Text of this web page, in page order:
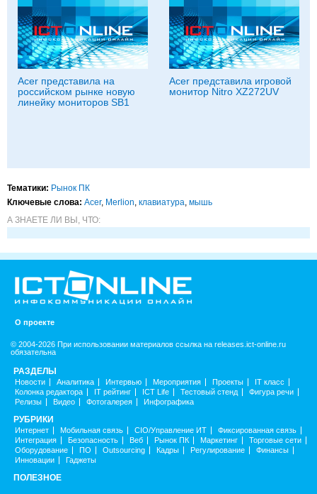
Acer представила на
российском рынке новую
линейку мониторов SB1
Acer представила игровой
монитор Nitro XZ272UV
Тематики: Рынок ПК
Ключевые слова: Acer, Merlion, клавиатура, мышь
А ЗНАЕТЕ ЛИ ВЫ, ЧТО:
О проекте
© 2004-2026 При использовании материалов ссылка на releases.ict-online.ru
обязательна
РАЗДЕЛЫ
Новости Аналитика Интервью Мероприятия Проекты
IT класс
Колонка редактора
IT рейтинг ICT Life Тестовый стенд
Фигура речи
Релизы
Видео Фотогалерея Инфографика
РУБРИКИ
Интернет Мобильная связь CIO/Управление ИТ
Фиксированная связь
Интеграция
Безопасность Веб Рынок ПК Маркетинг
Торговые сети
Оборудование
ПО Outsourcing Кадры Регулирование
Финансы
Инновации
Гаджеты
ПОЛЕЗНОЕ